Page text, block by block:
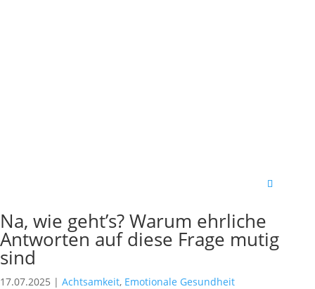
Na, wie geht’s? Warum ehrliche
Antworten auf diese Frage mutig
sind
17.07.2025 | Achtsamkeit, Emotionale Gesundheit